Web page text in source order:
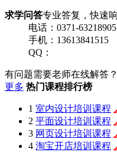
求学问答专业答复，快速
电话：0371-63218905
手机：13613841515
QQ：
有问题需要老师在线解答？
更多 热门课程排行榜
1 室内设计培训课程
2 平面设计培训课程
3 网页设计培训课程
4 淘宝开店培训课程